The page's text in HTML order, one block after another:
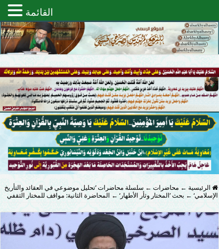
الرئيسية ← محاضرات ← سلسلة محاضرات ’تحليل موضوعي في العقائد والتأريخ
الإسلامي‘ ← بحث ’المختار وثأر الأطهار‘ ← المحاضرة الثانية: مواقف للمختار الثقفي
القائمة